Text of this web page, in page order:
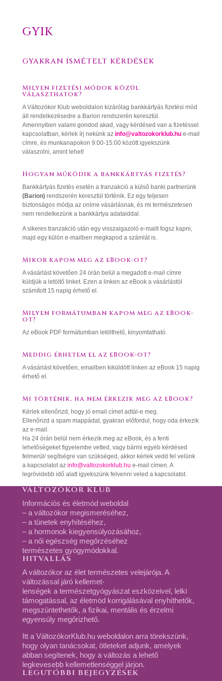
GYIK
GYAKRAN ISMÉTELT KÉRDÉSEK
Milyen fizetési módok közül
választhatok?
A Változókor Klub weboldalon kizárólag bankkártyás fizetési mód
áll rendelkezésedre a Barion rendszerén keresztül.
Amennyiben valami gondod akad, vagy kérdésed van a fizetéssel
kapcsolatban, kérlek írj nekünk az info@valtozokorklub.hue-mail
címre, és munkanapokon 9:00-15:00 között igyekszünk
válaszolni, amint lehet!
Hogyan működik a bankkártyás fizetés?
Bankkártyás fizetés esetén a tranzakció a külső banki partnerünk
(Barion)rendszerén keresztül történik. Ez egy teljesen
biztonságos módja az online vásárlásnak, és mi természetesen
nem rendelkezünk a bankkártya adataiddal.
A sikeres tranzakció után egy visszaigazoló e-mailt fogsz kapni,
majd egy külön e-mailben megkapod a számlát is.
Mikor kapom meg az eBook-ot?
A vásárlást követően 24 órán belül a megadott e-mail címre
küldjük a letöltő linket. Ezen a linken az eBook a vásárlástól
számított 15 napig érhető el.
Milyen formátumban kapom meg az eBook-
ot?
Az eBook PDF formátumban letölthető, kinyomtatható.
Meddig érhetem el az eBook-ot?
A vásárlást követően, emailben kiküldött linken az eBook 15 napig
érhető el.
Mi történik, ha nem érkezik meg az eBook?
Kérlek ellenőrizd, hogy jó email címet adtál-e meg.
Ellenőrizd a spam mappádat, gyakran előfordul, hogy oda érkezik
az e-mail.
Ha 24 órán belül nem érkezik meg az eBook, és a fenti
lehetőségeket figyelembe vetted, vagy bármi egyéb kérdésed
felmerül/ segítségre van szükséged, akkor kérlek vedd fel velünk
a kapcsolatot az info@valtozokorklub.hu e-mail címen. A
legrövidebb idő alatt igyekszünk felvenni veled a kapcsolatot.
VÁLTOZÓKOR KLUB
Információs és életmód weboldal
– a változókor megismeréséhez,
– a tünetek enyhítéséhez,
– a hormonok kiegyensúlyozásához,
– a női egészség megőrzéséhez
természetes gyógymódokkal.
HITVALLÁS
A változókor az élet természetes velejárója. A
változással járó kellemet-
lenségek a természetgyógyászat eszközeivel, lelki
támogatással, az életmód korrigálásával enyhíthetők,
megszüntethetők, a fizikai, mentális és érzelmi
egyensúly megőrizhető.
Itt a VáltozókorKlub.hu weboldalon arra törekszünk,
hogy olyan tanácsokat, ötleteket adjunk, amelyek
abban segítenek, hogy a változás a lehető
legkevesebb kellemetlenséggel járjon.
LEGUTÓBBI BEJEGYZÉSEK